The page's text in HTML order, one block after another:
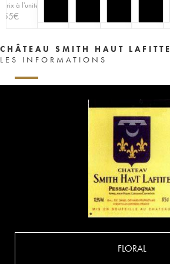
Prix à l'unité
55€
CHÂTEAU SMITH HAUT LAFITTE
LES INFORMATIONS
FLORAL